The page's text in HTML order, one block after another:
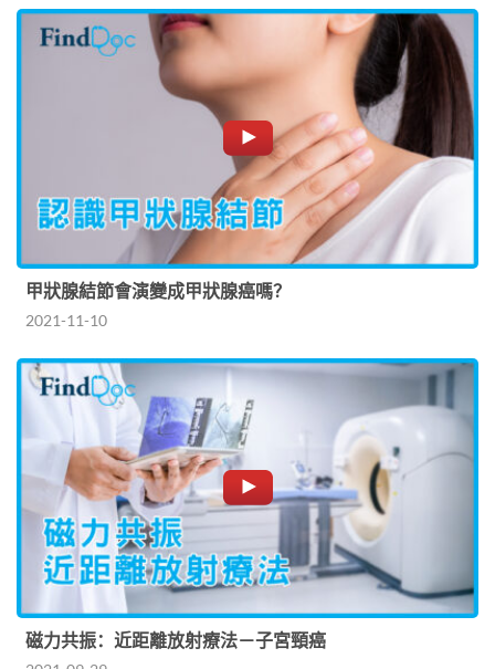
甲狀腺結節會演變成甲狀腺癌嗎？
2021-11-10
磁力共振：近距離放射療法－子宮頸癌